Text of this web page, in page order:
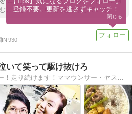
ことは十分に可能だと示唆している。
IN:930
いて笑って駆け抜けろ
５人の子持ちアナウンサー！走り続けます！ママウンサー・ヤスヨオカモト！学びあり！刺激あり！子供とともに今を生きる！
登録不要。更新を逃さずキャッチ！
閉じる